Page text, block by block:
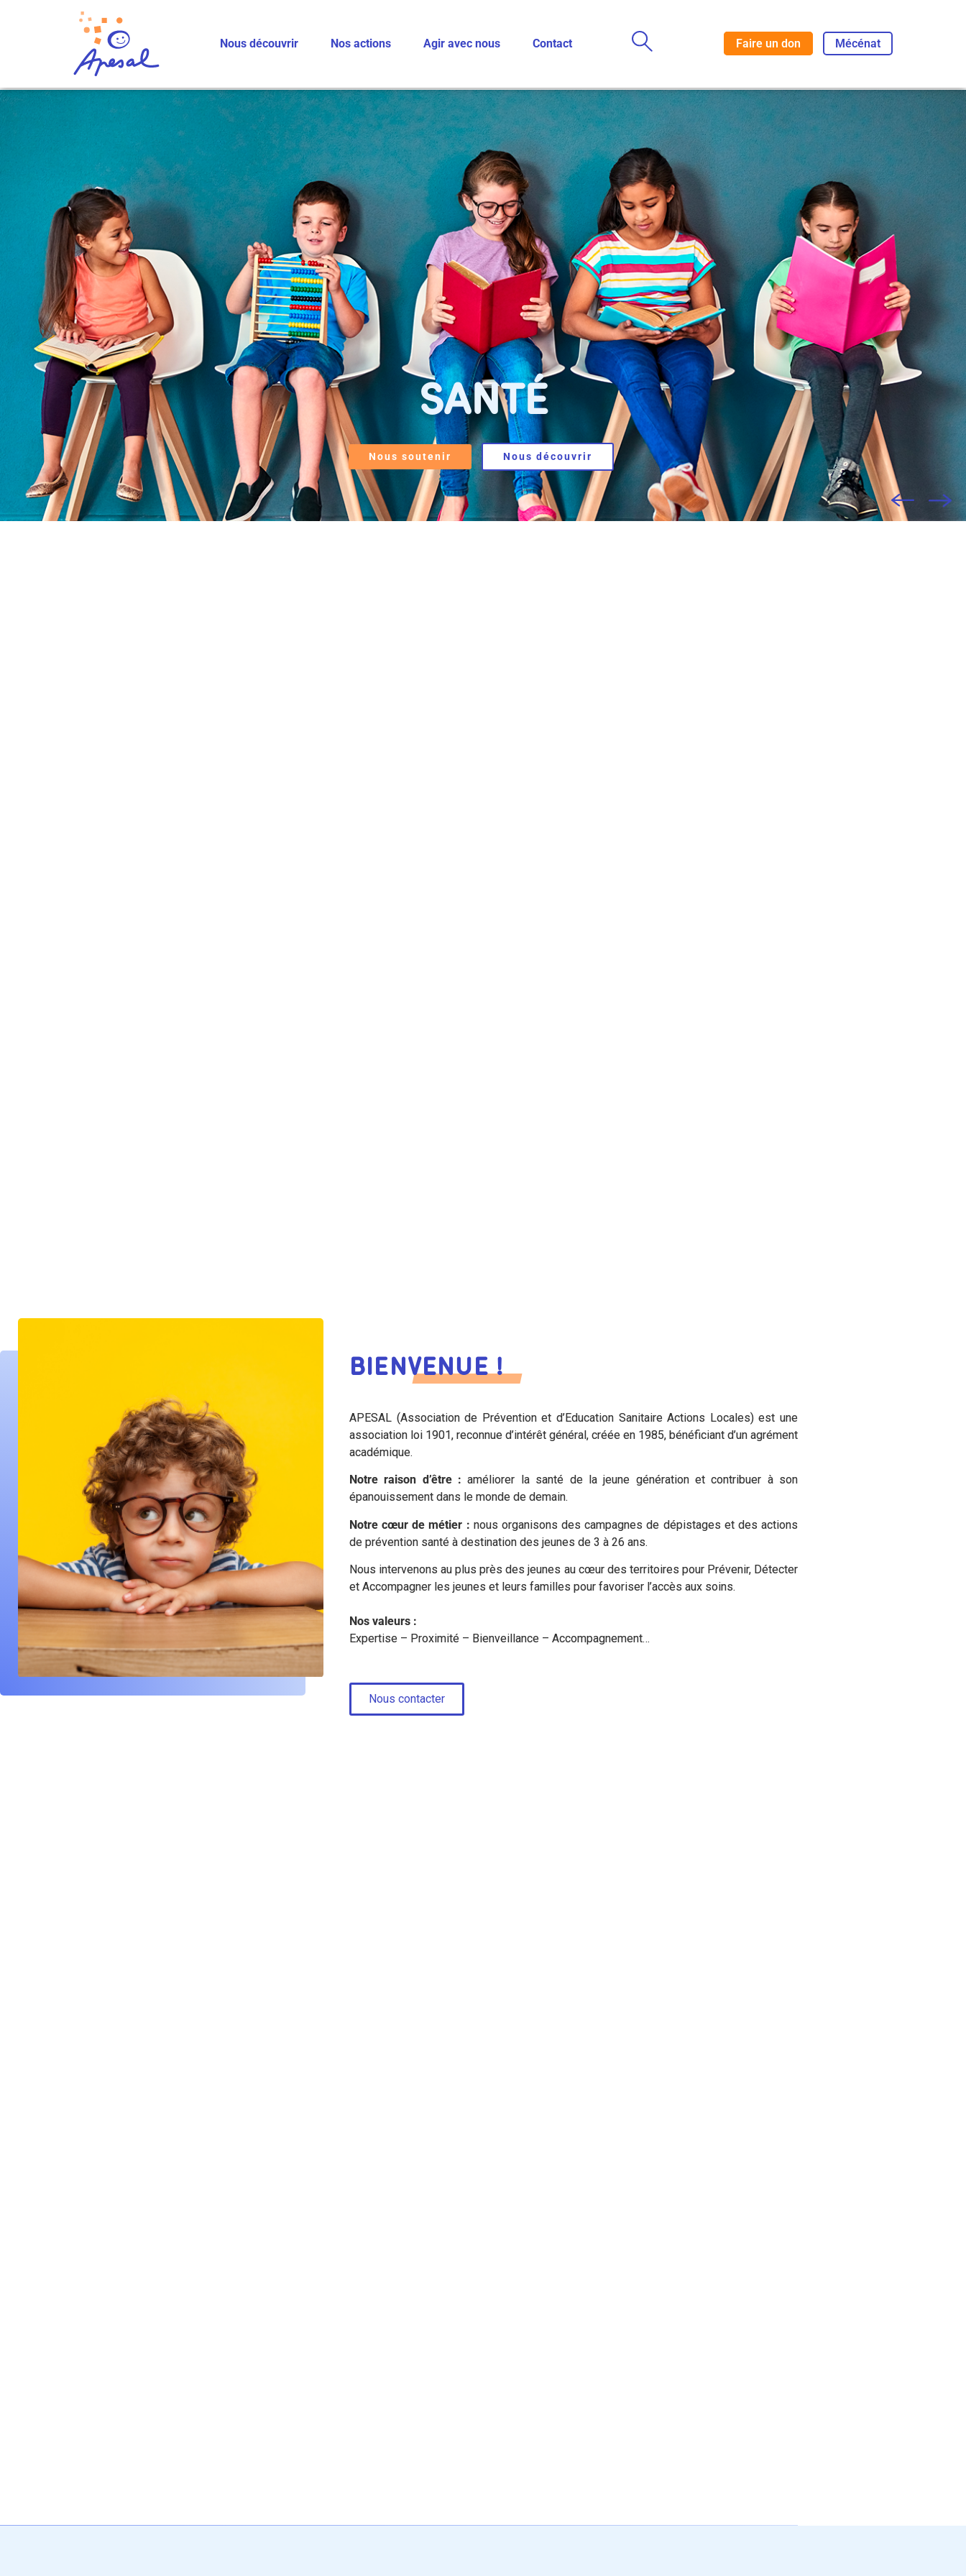
Nous découvrir Nos actions Agir avec nous Contact Faire un don Mécénat
SANTÉ
Nous soutenir Nous découvrir
BIENVENUE !
APESAL (Association de Prévention et d’Education Sanitaire Actions Locales) est une
association loi 1901, reconnue d’intérêt général, créée en 1985, bénéficiant d’un agrément
académique.
Notre raison d’être :améliorer la santé de la jeune génération et contribuer à son
épanouissement dans le monde de demain.
Notre cœur de métier : nous organisons des campagnes de dépistages et des actions
de prévention santé à destination des jeunes de 3 à 26 ans.
Nous intervenons au plus près des jeunes au cœur des territoires pour Prévenir, Détecter
et Accompagner les jeunes et leurs familles pour favoriser l’accès aux soins.
Nos valeurs :
Expertise – Proximité – Bienveillance – Accompagnement…
Nous contacter